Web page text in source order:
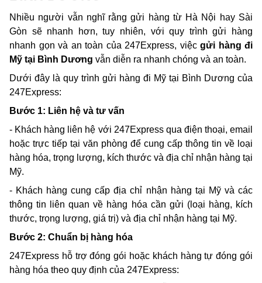
Nhiều người vẫn nghĩ rằng gửi hàng từ Hà Nội hay Sài
Gòn sẽ nhanh hơn, tuy nhiên, với quy trình gửi hàng
nhanh gọn và an toàn của 247Express, việc gửi hàng đi
Mỹ tại Bình Dương vẫn diễn ra nhanh chóng và an toàn.
Dưới đây là quy trình gửi hàng đi Mỹ tại Bình Dương của
247Express:
Bước 1: Liên hệ và tư vấn
- Khách hàng liên hệ với 247Express qua điện thoại, email
hoặc trực tiếp tại văn phòng để cung cấp thông tin về loại
hàng hóa, trọng lượng, kích thước và địa chỉ nhận hàng tại
Mỹ.
- Khách hàng cung cấp địa chỉ nhận hàng tại Mỹ và các
thông tin liên quan về hàng hóa cần gửi (loại hàng, kích
thước, trọng lượng, giá trị) và địa chỉ nhận hàng tại Mỹ.
Bước 2: Chuẩn bị hàng hóa
247Express hỗ trợ đóng gói hoặc khách hàng tự đóng gói
hàng hóa theo quy định của 247Express: